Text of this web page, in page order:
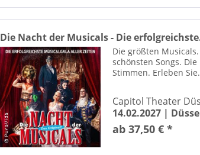
Die Nacht der Musicals - Die
Die größten Musicals.
schönsten Songs. Die
Stimmen. Erleben
Capitol Theater
14.02.2027 |
ab 37,50 € *